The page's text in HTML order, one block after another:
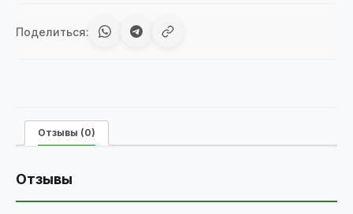
Поделиться:
Отзывы (0)
Отзывы